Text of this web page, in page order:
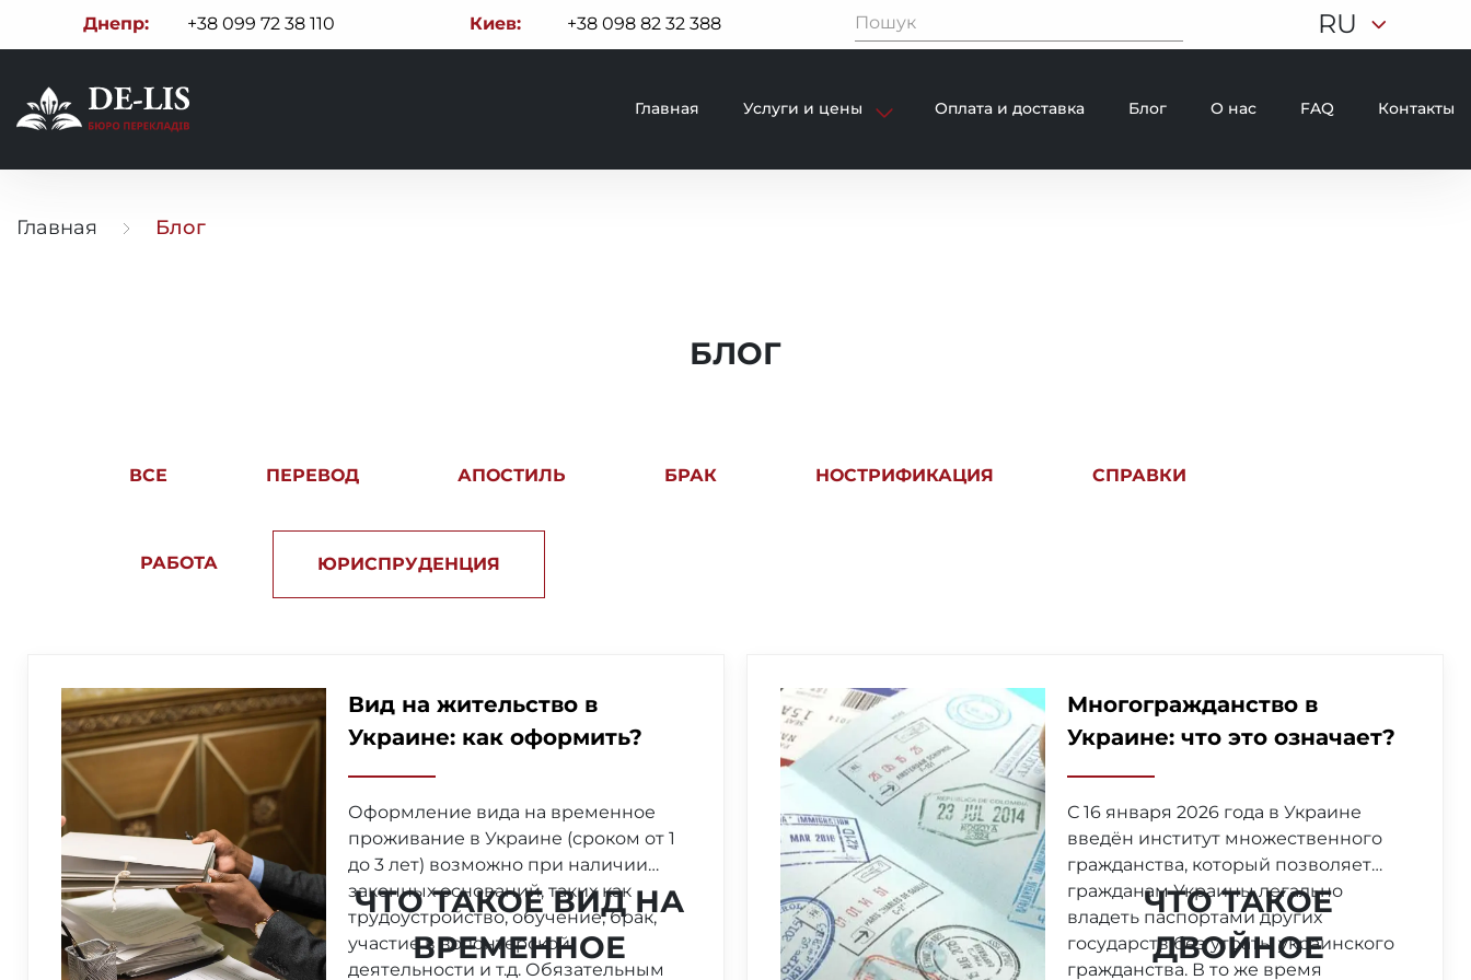
Днепр: +38 099 72 38 110 Киев: +38 098 82 32 388 RU
Главная Услуги и цены Оплата и доставка Блог О нас FAQ Контакты
Главная Блог
БЛОГ
ВСЕ ПЕРЕВОД АПОСТИЛЬ БРАК НОСТРИФИКАЦИЯ СПРАВКИ
РАБОТА ЮРИСПРУДЕНЦИЯ
Вид на жительство в
Украине: как оформить?
Оформление вида на временное
проживание в Украине (сроком от 1
до 3 лет) возможно при наличии
законных оснований, таких как
трудоустройство, обучение, брак,
участие в волонтерской
деятельности и т.д. Обязательным
ЧТО ТАКОЕ ВИД НА
ВРЕМЕННОЕ
Многогражданство в
Украине: что это означает?
С 16 января 2026 года в Украине
введён институт множественного
гражданства, который позволяет
гражданам Украины легально
владеть паспортами других
государств без утраты украинского
гражданства. В то же время
ЧТО ТАКОЕ
ДВОЙНОЕ